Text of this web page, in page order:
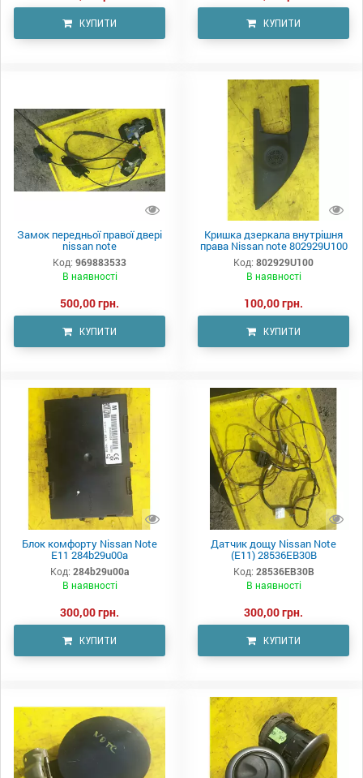
КУПИТИ КУПИТИ
Замок передньої правої двері
nissan note
Код: 969883533
В наявності
500,00 грн.
КУПИТИ
Кришка дзеркала внутрішня
права Nissan note 802929U100
Код: 802929U100
В наявності
100,00 грн.
КУПИТИ
Блок комфорту Nissan Note
E11 284b29u00a
Код: 284b29u00a
В наявності
300,00 грн.
КУПИТИ
Датчик дощу Nissan Note
(E11) 28536EB30B
Код: 28536EB30B
В наявності
300,00 грн.
КУПИТИ